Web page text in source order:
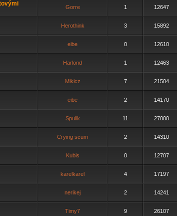
Gorre 1 12647
Herothink 3 15892
eibe 0 12610
Harlond 1 12463
Mikicz 7 21504
eibe 2 14170
Spulik 11 27000
Crying scum 2 14310
Kubis 0 12707
karelkarel 4 17197
nerikej 2 14241
Timy7 9 26107